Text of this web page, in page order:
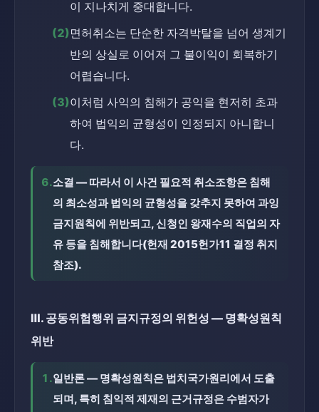
이 지나치게 중대합니다.
(2)면허취소는 단순한 자격박탈을 넘어 생계기
반의 상실로 이어져 그 불이익이 회복하기
어렵습니다.
(3)이처럼 사익의 침해가 공익을 현저히 초과
하여 법익의 균형성이 인정되지 아니합니
다.
6.소결 — 따라서 이 사건 필요적 취소조항은 침해
의 최소성과 법익의 균형성을 갖추지 못하여 과잉
금지원칙에 위반되고, 신청인 왕재수의 직업의 자
유 등을 침해합니다(헌재 2015헌가11 결정 취지
참조).
Ⅲ. 공동위험행위 금지규정의 위헌성 — 명확성원칙
위반
1.일반론 — 명확성원칙은 법치국가원리에서 도출
되며, 특히 침익적 제재의 근거규정은 수범자가